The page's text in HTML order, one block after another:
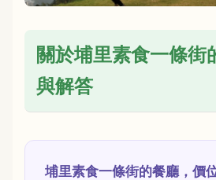
關於埔里素食一條街
與解答
埔里素食一條街的餐廳，價